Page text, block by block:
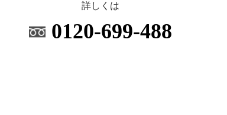
詳しくは
0120-699-488